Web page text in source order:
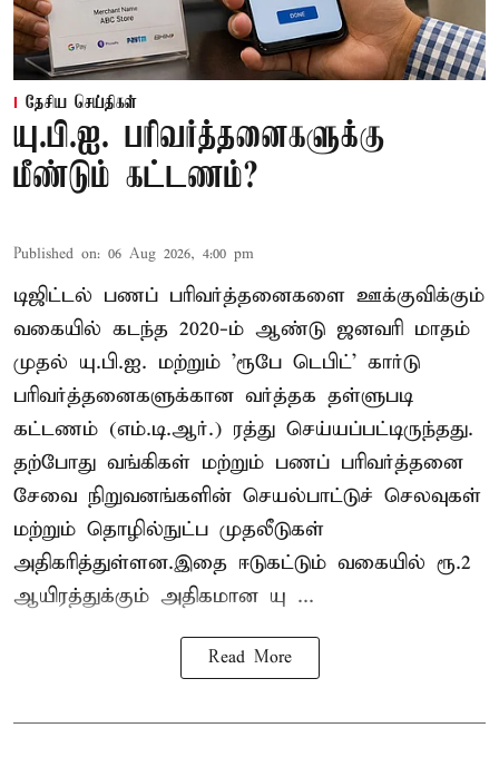
தேசிய செய்திகள்
யு.பி.ஐ. பரிவர்த்தனைகளுக்கு
மீண்டும் கட்டணம்?
Published on: 06 Aug 2026, 4:00 pm
டிஜிட்டல் பணப் பரிவர்த்தனைகளை ஊக்குவிக்கும்
வகையில் கடந்த 2020-ம் ஆண்டு ஜனவரி மாதம்
முதல் யு.பி.ஐ. மற்றும் 'ரூபே டெபிட்' கார்டு
பரிவர்த்தனைகளுக்கான வர்த்தக தள்ளுபடி
கட்டணம் (எம்.டி.ஆர்.) ரத்து செய்யப்பட்டிருந்தது.
தற்போது வங்கிகள் மற்றும் பணப் பரிவர்த்தனை
சேவை நிறுவனங்களின் செயல்பாட்டுச் செலவுகள்
மற்றும் தொழில்நுட்ப முதலீடுகள்
அதிகரித்துள்ளன.இதை ஈடுகட்டும் வகையில் ரூ.2
ஆயிரத்துக்கும் அதிகமான யு ...
Read More